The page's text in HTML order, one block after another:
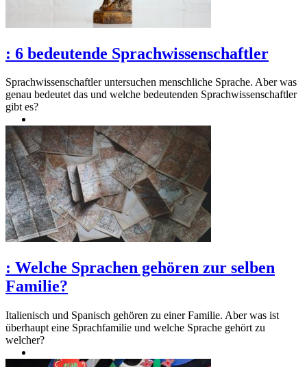
: 6 bedeutende Sprachwissenschaftler
Sprachwissenschaftler untersuchen menschliche Sprache. Aber was
genau bedeutet das und welche bedeutenden Sprachwissenschaftler
gibt es?
: Welche Sprachen gehören zur selben
Familie?
Italienisch und Spanisch gehören zu einer Familie. Aber was ist
überhaupt eine Sprachfamilie und welche Sprache gehört zu
welcher?